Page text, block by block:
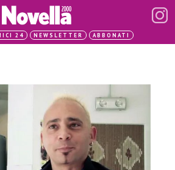
24 NEWSLETTER ABBONATI